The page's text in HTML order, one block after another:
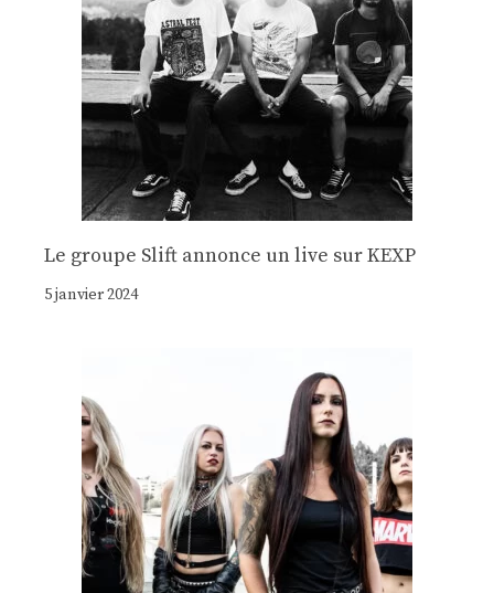
Le groupe Slift annonce un live sur KEXP
5 janvier 2024